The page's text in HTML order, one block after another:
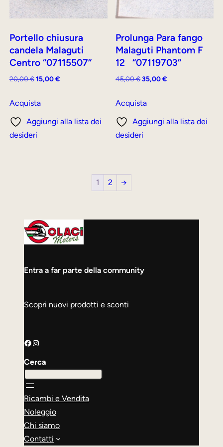
Portello chiusura
candela Malaguti
Centro “07115507”
20,00€ Il
originale
20,00 €.
15,00€Il
15,00 €.
Acquista
Aggiungi alla lista dei
desideri
Prolunga Para fango
Malaguti Phantom F
12 “07119703”
45,00€Il
originale
45,00 €.
35,00€
35,00 €.
Acquista
Aggiungi alla lista dei
desideri
1 2 →
Entra a far parte della community
Scopri nuovi prodotti e sconti
Facebook Instagram
Cerca
Ricambi e Vendita
Noleggio
Chi siamo
Contatti